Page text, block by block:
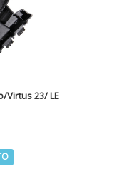
Virtus 23/ LE